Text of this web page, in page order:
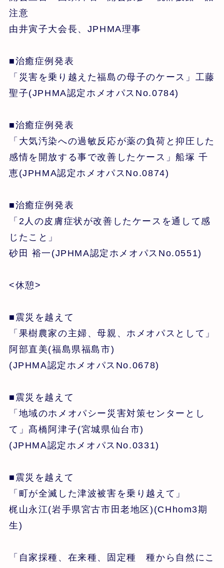
注意
由井寅子大会長、JPHMA理事
■治癒症例発表
「災害を乗り越えた福島の母子のケース」工藤
聖子(JPHMA認定ホメオパスNo.0784)
■治癒症例発表
「大気汚染への過敏反応が薬の負荷と抑圧した
感情を開放する事で改善したケース」船塚 千
恵(JPHMA認定ホメオパスNo.0874)
■治癒症例発表
「2人の皮膚症状が改善したケースを通して感
じたこと」
砂田 裕一(JPHMA認定ホメオパスNo.0551)
<休憩>
■震災を越えて
「果樹農家の主婦、母親、ホメオパスとして」
阿部直美(福島県福島市)
(JPHMA認定ホメオパスNo.0678)
■震災を越えて
「地域のホメオパシー災害対策センターとし
て」髙橋阿津子(宮城県仙台市)
(JPHMA認定ホメオパスNo.0331)
■震災を越えて
「町が全滅した津波被害を乗り越えて」
梶山永江(岩手県宮古市田老地区)(CHhom3期
生)
「自家採種、在来種、固定種 種から自然にこ